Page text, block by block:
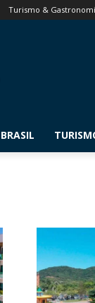
Turismo &
BRASIL